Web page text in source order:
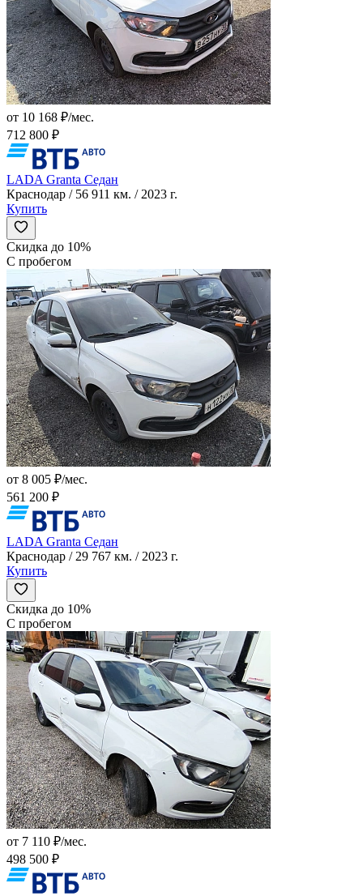
от 10 168 ₽/мес.
712 800 ₽
LADA Granta Седан
Краснодар / 56 911 км. / 2023 г.
Купить
Скидка до 10%
С пробегом
от 8 005 ₽/мес.
561 200 ₽
LADA Granta Седан
Краснодар / 29 767 км. / 2023 г.
Купить
Скидка до 10%
С пробегом
от 7 110 ₽/мес.
498 500 ₽